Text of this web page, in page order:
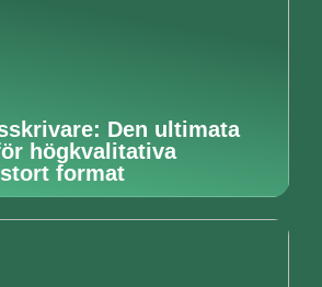
Den ultimata
högkvalitativa
format